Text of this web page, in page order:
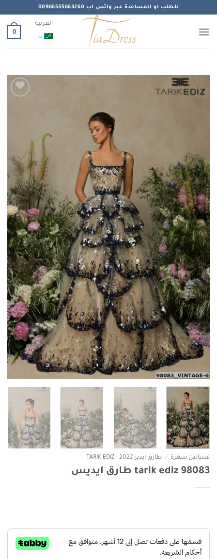
للطلب او المساعدة عبر واتس اب 00966535663260
العربية
0
فساتين سهرة / طارق ايديز 2022 - TARIK EDIZ
tarik ediz 98083 طارق ايديس